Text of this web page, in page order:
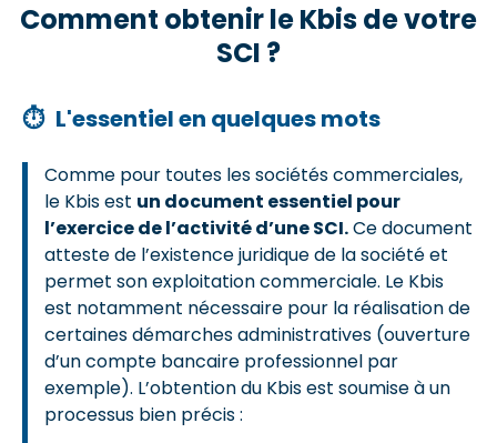
Comment obtenir le Kbis de votre
SCI ?
⏱ L'essentiel en quelques mots
Comme pour toutes les sociétés commerciales,
le Kbis est un document essentiel pour
l’exercice de l’activité d’une SCI.Ce document
atteste de l’existence juridique de la société et
permet son exploitation commerciale. Le Kbis
est notamment nécessaire pour la réalisation de
certaines démarches administratives (ouverture
d’un compte bancaire professionnel par
exemple). L’obtention du Kbis est soumise à un
processus bien précis :